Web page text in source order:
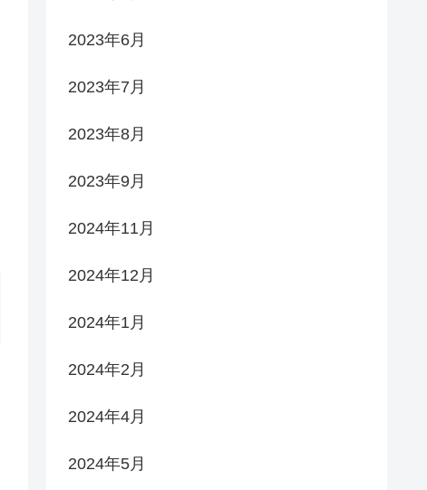
2023年6月
2023年7月
2023年8月
2023年9月
2024年11月
2024年12月
2024年1月
2024年2月
2024年4月
2024年5月